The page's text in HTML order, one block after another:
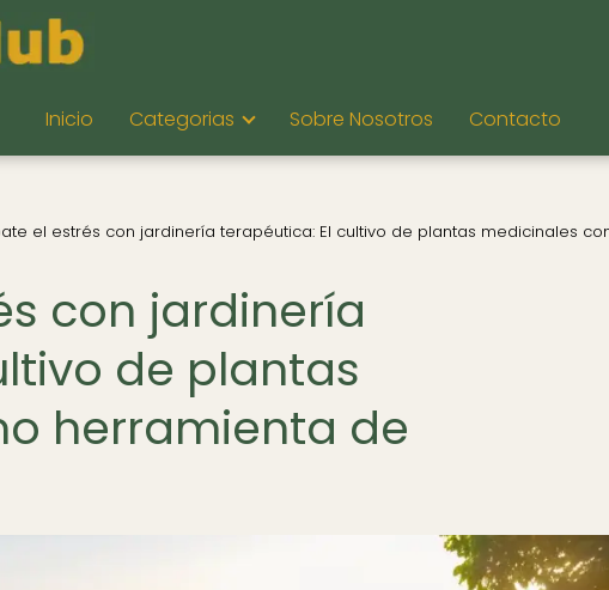
Inicio Categorias Sobre Nosotros Contacto
el estrés con jardinería terapéutica: El cultivo de plantas medicinales
con jardinería
de plantas
herramienta de